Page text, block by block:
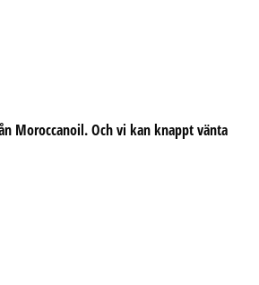
Moroccanoil.Och vi kan knappt vänta